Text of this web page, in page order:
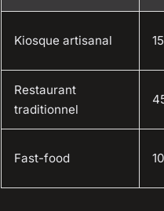
Kiosque artisanal
Restaurant
traditionnel
Fast-food